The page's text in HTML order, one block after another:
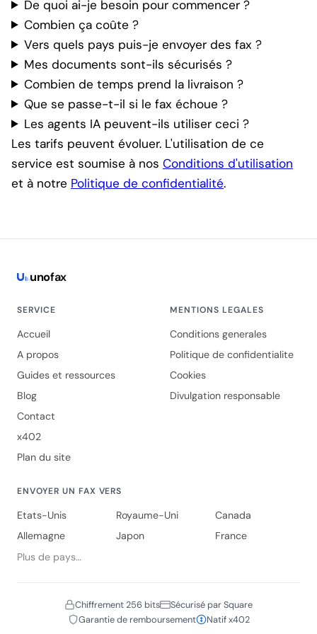
De quoi ai-je besoin pour commencer ?
Combien ça coûte ?
Vers quels pays puis-je envoyer des fax ?
Mes documents sont-ils sécurisés ?
Combien de temps prend la livraison ?
Que se passe-t-il si le fax échoue ?
Les agents IA peuvent-ils utiliser ceci ?
Les tarifs peuvent évoluer. L'utilisation de ce
service est soumise à nos Conditions d'utilisation
et à notre Politique de confidentialité.
unofax
SERVICE
Accueil
A propos
Guides et ressources
Blog
Contact
x402
Plan du site
MENTIONS LEGALES
Conditions generales
Politique de confidentialite
Cookies
Divulgation responsable
ENVOYER UN FAX VERS
Etats-Unis Royaume-Uni
Canada
Allemagne
Japon
France
Plus de pays…
Chiffrement 256 bits
Sécurisé par Square
Garantie de remboursement
Natif x402